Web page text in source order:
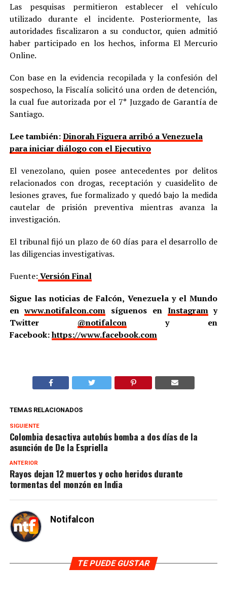
Las pesquisas permitieron establecer el vehículo
utilizado durante el incidente. Posteriormente, las
autoridades fiscalizaron a su conductor, quien admitió
haber participado en los hechos, informa El Mercurio
Online.
Con base en la evidencia recopilada y la confesión del
sospechoso, la Fiscalía solicitó una orden de detención,
la cual fue autorizada por el 7° Juzgado de Garantía de
Santiago.
Lee también:Dinorah Figuera arribó a Venezuela
para iniciar diálogo con el Ejecutivo
El venezolano, quien posee antecedentes por delitos
relacionados con drogas, receptación y cuasidelito de
lesiones graves, fue formalizado y quedó bajo la medida
cautelar de prisión preventiva mientras avanza la
investigación.
El tribunal fijó un plazo de 60 días para el desarrollo de
las diligencias investigativas.
Fuente: Versión Final
Sigue las noticias de Falcón, Venezuela y el Mundo
enwww.notifalcon.com síguenos en Instagramy
Twitter @notifalcony en
Facebook:https://www.facebook.com
TEMAS RELACIONADOS
SIGUIENTE
Colombia desactiva autobús bomba a dos días de la
asunción de De la Espriella
ANTERIOR
Rayos dejan 12 muertos y ocho heridos durante
tormentas del monzón en India
Notifalcon
TE PUEDE GUSTAR